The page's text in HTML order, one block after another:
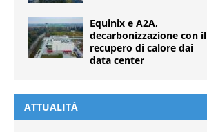
Equinix e A2A,
decarbonizzazione con il
recupero di calore dai
data center
ATTUALITÀ